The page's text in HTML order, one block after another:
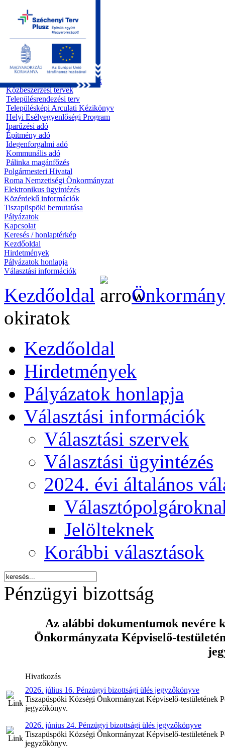
Kezdőoldal
Önkormányzat
Előterjesztések
Testületi ülések
Polgármesteri döntések
Bizottsági ülések
Rendeletek 1995 - 2013
Rendeletek 2014 - 2026
Szabályzatok/Alapító okiratok
Közbeszerzési tervek
Településrendezési terv
Településképi Arculati Kézikönyv
Helyi Esélyegyenlőségi Program
Iparűzési adó
Építmény adó
Idegenforgalmi adó
Kommunális adó
Pálinka magánfőzés
Polgármesteri Hivatal
Roma Nemzetiségi Önkormányzat
Elektronikus ügyintézés
Közérdekű információk
Tiszapüspöki bemutatása
Pályázatok
Kapcsolat
Keresés / honlaptérkép
Kezdőoldal
Hirdetmények
Pályázatok honlapja
Választási információk
Kezdőoldal
okiratok
Kezdőoldal
Hirdetmények
Pályázatok honlapja
Választási információk
Választási szervek
Választási ügyintézés
2024. évi általános
Jelölteknek
Korábbi választások
Pénzügyi bizottság
Az alábbi dokumentumok nevére
Önkormányzata Képviselő-
Hivatkozás
2026. július 16. Pénzügyi bizottsági ülés jegyzőkönyve
Tiszapüspöki Községi Önkormányzat Képviselő-testületének
jegyzőkönyv.
2026. június 24. Pénzügyi bizottsági ülés jegyzőkönyve
Tiszapüspöki Községi Önkormányzat Képviselő-testületének
jegyzőkönyv.